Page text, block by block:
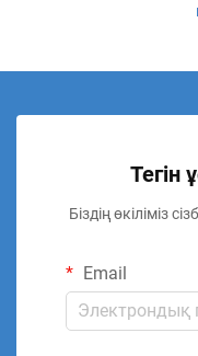
Біздің өкіліміз
Email